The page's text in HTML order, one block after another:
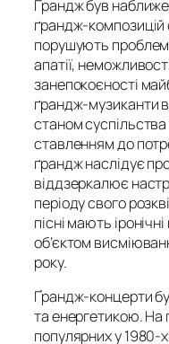
Ґрандж був
ґрандж-композицій
порушують
апатії,
занепокоєності
ґрандж-музиканти
станом
ставленням до
ґрандж наслідує
віддзеркалює
періоду свого
пісні мають
об’єктом
року.
Ґрандж-концерти
та енергетикою. На
популярних у 1980-